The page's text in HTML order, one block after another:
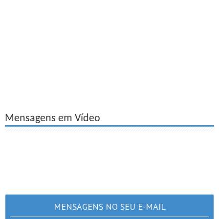
Mensagens em Vídeo
MENSAGENS NO SEU E-MAIL